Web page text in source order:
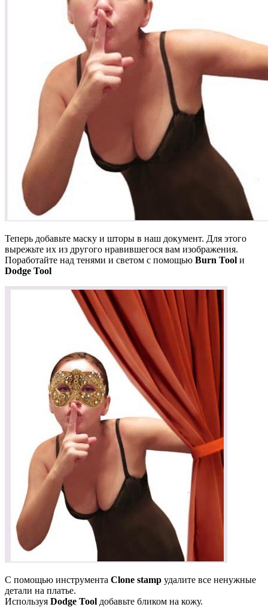
Теперь добавьте маску и шторы в наш документ. Для этого
вырежьте их из другого нравившегося вам изображения.
Поработайте над тенями и светом с помощью Burn Tool и
Dodge Tool
С помощью инструмента Clone stamp удалите все ненужные
детали на платье.
Используя Dodge Tool добавьте бликом на кожу.